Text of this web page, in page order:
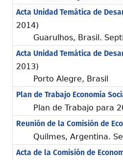
Acta Unidad Temática de
2014)
Guarulhos, Brasil.
Acta Unidad Temática de
2013)
Porto Alegre, Brasil
Plan de Trabajo Economía
Plan de Trabajo para
Reunión de la Comisión de
Quilmes, Argentina.
Acta de la Comisión de